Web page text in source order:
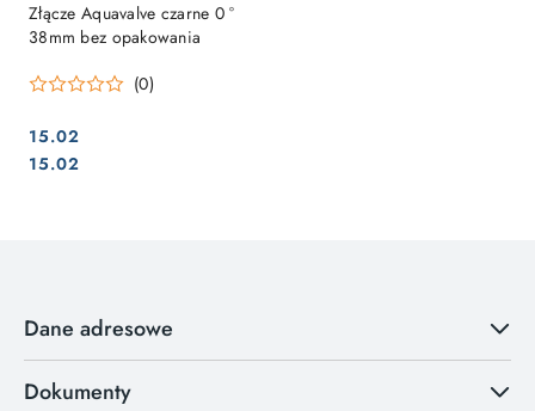
Złącze Aquavalve czarne 0 °
38mm bez opakowania
(0)
Cena:
15.02
Cena:
15.02
Dane adresowe
Dokumenty